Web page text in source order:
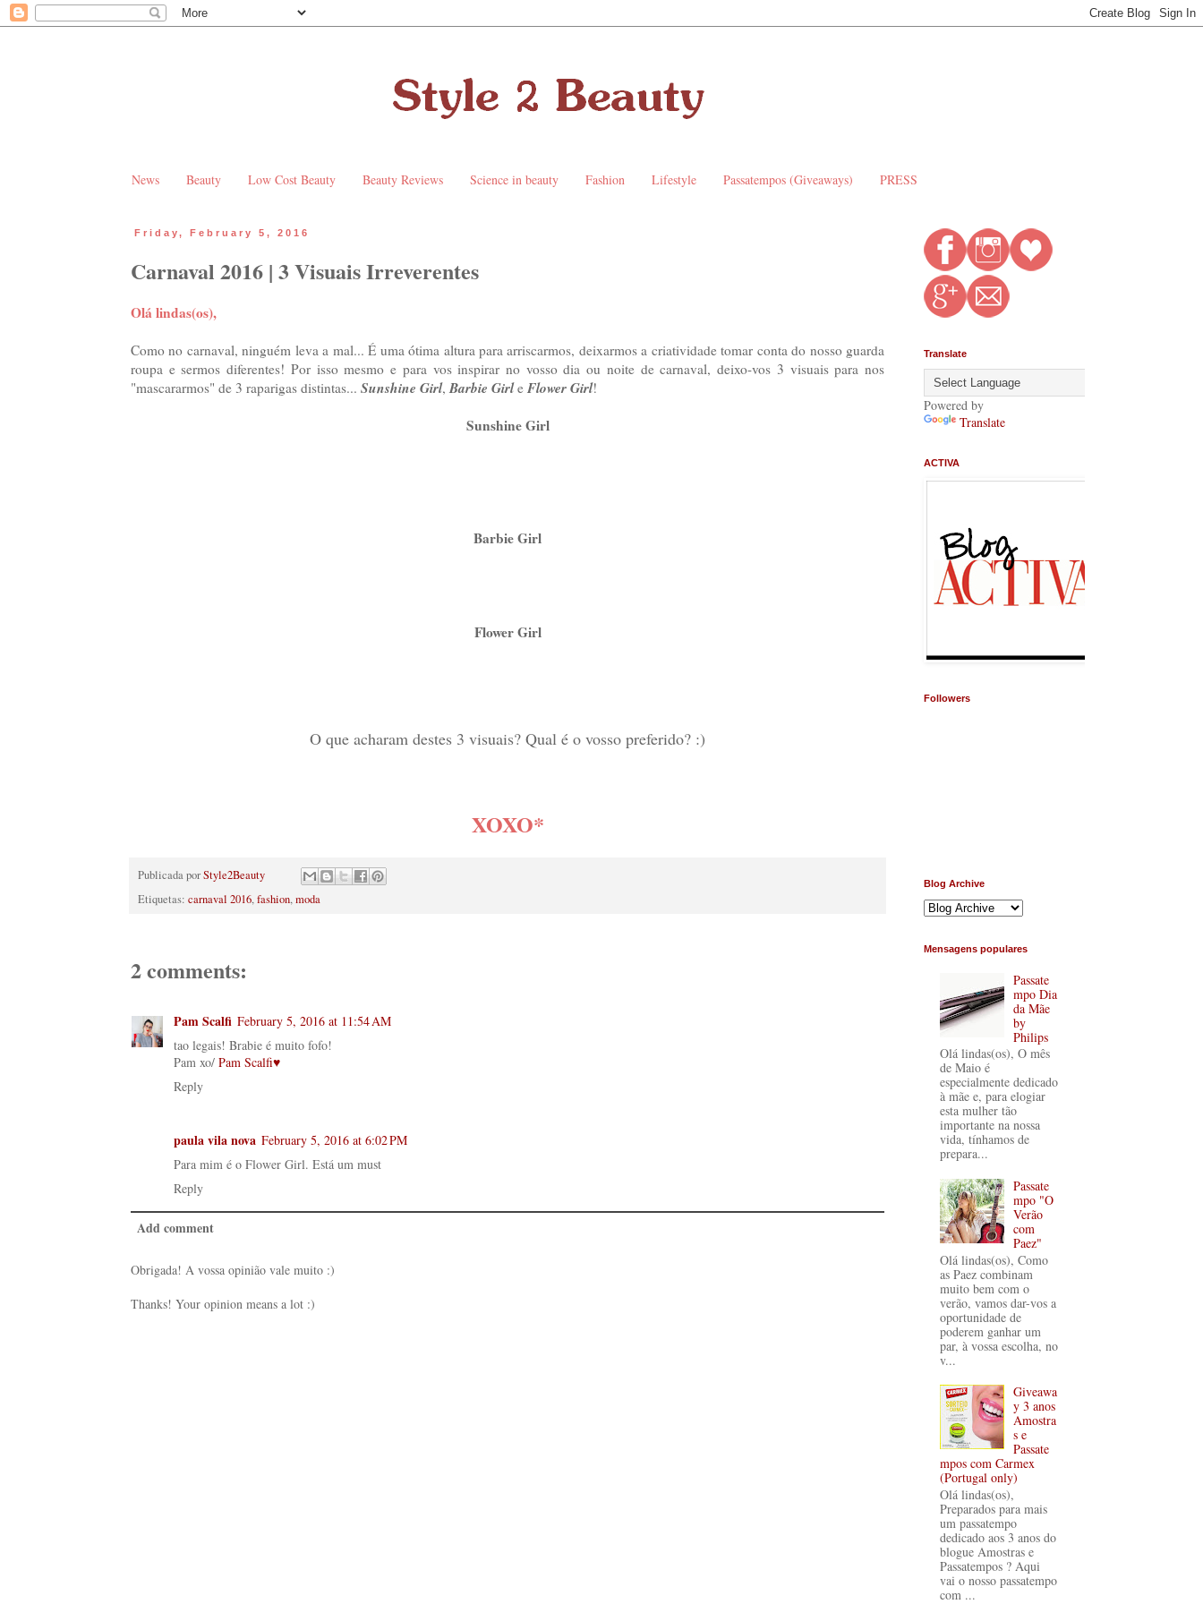
News Beauty Low Cost Beauty Beauty Reviews Science in beauty Fashion Lifestyle Passatempos (Giveaways) PRESS
Friday, February 5, 2016
Carnaval 2016 | 3 Visuais Irreverentes
Olá lindas(os),
Como no carnaval, ninguém leva a mal... É uma ótima altura para arriscarmos, deixarmos a criatividade tomar conta do nosso guarda
roupa e sermos diferentes! Por isso mesmo e para vos inspirar no vosso dia ou noite de carnaval, deixo-vos 3 visuais para nos
"mascararmos" de 3 raparigas distintas... Sunshine Girl, Barbie Girle Flower Girl!
Sunshine Girl
Barbie Girl
Flower Girl
O que acharam destes 3 visuais? Qual é o vosso preferido? :)
XOXO*
Publicada porStyle2Beauty
Etiquetas: carnaval 2016,fashion,moda
2 comments:
Pam Scalfi February 5, 2016 at 11:54 AM
tao legais! Brabie é muito fofo!
Pam xo/ Pam Scalfi♥
Reply
paula vila nova February 5, 2016 at 6:02 PM
Para mim é o Flower Girl. Está um must
Reply
Add comment
Obrigada! A vossa opinião vale muito :)
Thanks! Your opinion means a lot :)
Translate
Powered by
Translate
ACTIVA
Followers
Blog Archive
Mensagens populares
Passate
mpo Dia
da Mãe
by
Philips
Olá lindas(os), O mês
de Maio é
especialmente dedicado
à mãe e, para elogiar
esta mulher tão
importante na nossa
vida, tínhamos de
prepara...
Passate
mpo "O
Verão
com
Paez"
Olá lindas(os), Como
as Paez combinam
muito bem com o
verão, vamos dar-vos a
oportunidade de
poderem ganhar um
par, à vossa escolha, no
v...
Giveawa
y 3 anos
Amostra
s e
Passate
mpos com Carmex
(Portugal only)
Olá lindas(os),
Preparados para mais
um passatempo
dedicado aos 3 anos do
blogue Amostras e
Passatempos ? Aqui
vai o nosso passatempo
com ...